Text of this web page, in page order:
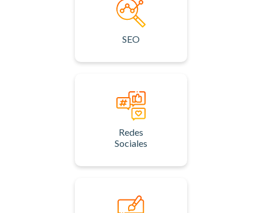
SEO
Redes
Sociales